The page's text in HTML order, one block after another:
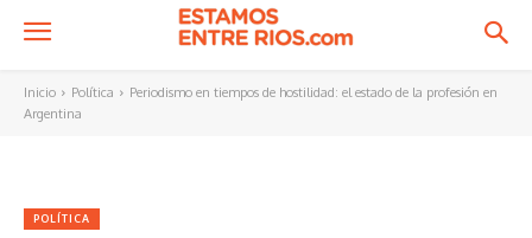
Inicio Política
Periodismo en tiempos de hostilidad: el estado de la profesión en
Argentina
POLÍTICA